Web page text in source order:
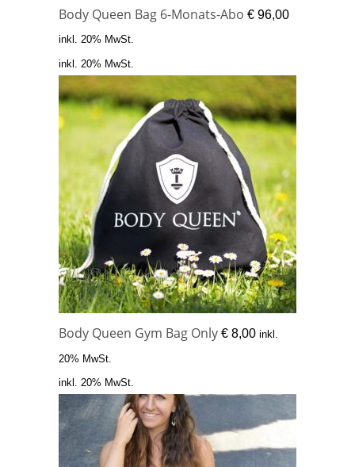
Body Queen Bag 6-Monats-Abo € 96,00
inkl. 20% MwSt.
inkl. 20% MwSt.
Body Queen Gym Bag Only € 8,00 inkl.
20% MwSt.
inkl. 20% MwSt.